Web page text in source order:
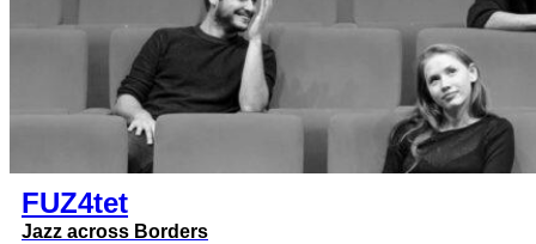
FUZ4tet
Jazz across Borders